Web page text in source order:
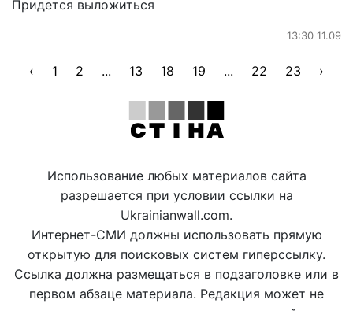
Придется выложиться
13:30 11.09
‹ 1 2 ... 13 18 19 ... 22 23 ›
Использование любых материалов сайта
разрешается при условии ссылки на
Ukrainianwall.com.
Интернет-СМИ должны использовать прямую
открытую для поисковых систем гиперссылку.
Ссылка должна размещаться в подзаголовке или в
первом абзаце материала. Редакция может не